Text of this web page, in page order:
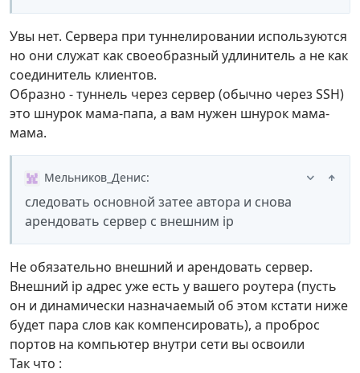
Увы нет. Сервера при туннелировании используются
но они служат как своеобразный удлинитель а не как
соединитель клиентов.
Образно - туннель через сервер (обычно через SSH)
это шнурок мама-папа, а вам нужен шнурок мама-
мама.
Мельников_Денис:
следовать основной затее автора и снова
арендовать сервер с внешним ip
Не обязательно внешний и арендовать сервер.
Внешний ip адрес уже есть у вашего роутера (пусть
он и динамически назначаемый об этом кстати ниже
будет пара слов как компенсировать), а проброс
портов на компьютер внутри сети вы освоили
Так что :